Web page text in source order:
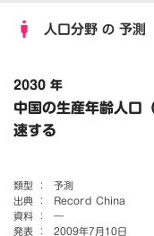
人口分野 の 予測
2030 年
中国の生産年齢人口
速する
類型 ：
予測
出典 ：
Record China
資料 ：
―
発表 ：
2009年7月10日